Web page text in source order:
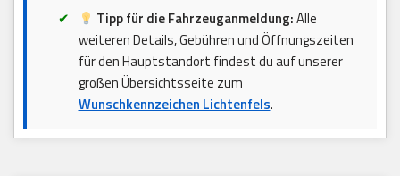
Tipp für die Fahrzeuganmeldung:Alle
weiteren Details, Gebühren und Öffnungszeiten
für den Hauptstandort findest du auf unserer
großen Übersichtsseite zum
Wunschkennzeichen Lichtenfels.